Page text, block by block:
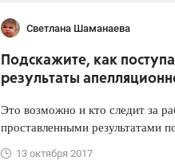
Светлана Шаманаева
Подскажите, как
результаты
Это возможно и кто следит за
проставленными результатами
13 октября 2017